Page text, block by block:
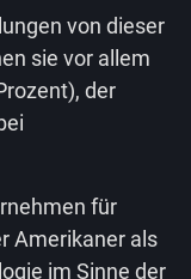
von dieser
sie vor allem
der
für
Amerikaner als
im Sinne der